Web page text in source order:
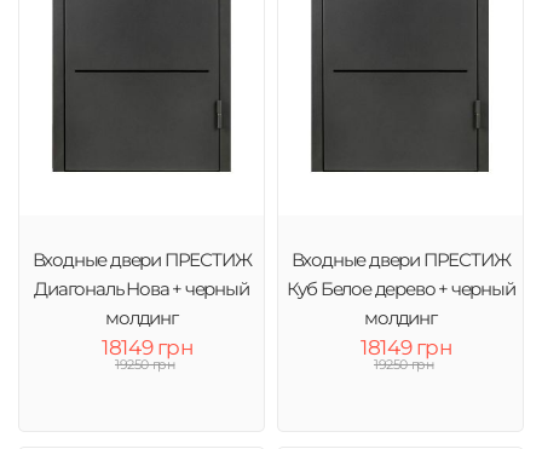
Входные двери ПРЕСТИЖ
Диагональ Нова + черный
молдинг
18149 грн
19250 грн
Входные двери ПРЕСТИЖ
Куб Белое дерево + черный
молдинг
18149 грн
19250 грн